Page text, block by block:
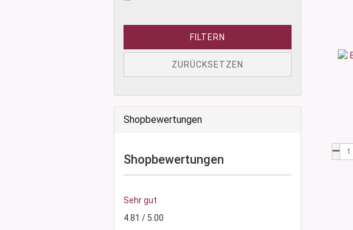
FILTERN
ZURÜCKSETZEN
Shopbewertungen
Shopbewertungen
Sehr gut
4.81 / 5.00